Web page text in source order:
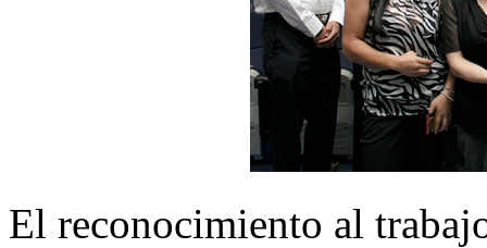
El reconocimiento al